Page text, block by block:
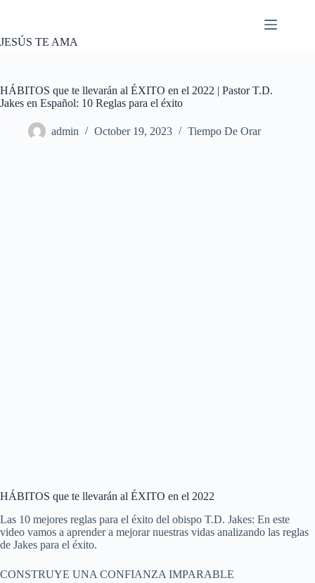
JESÚS TE AMA
HÁBITOS que te llevarán al ÉXITO en el 2022 | Pastor T.D.
Jakes en Español: 10 Reglas para el éxito
admin October 19, 2023 Tiempo De Orar
HÁBITOS que te llevarán al ÉXITO en el 2022
Las 10 mejores reglas para el éxito del obispo T.D. Jakes: En este
video vamos a aprender a mejorar nuestras vidas analizando las reglas
de Jakes para el éxito.
CONSTRUYE UNA CONFIANZA IMPARABLE